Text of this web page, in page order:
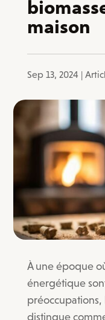
maison
Sep 13, 2024|
À une époque
énergétique
préoccupations,
distingue